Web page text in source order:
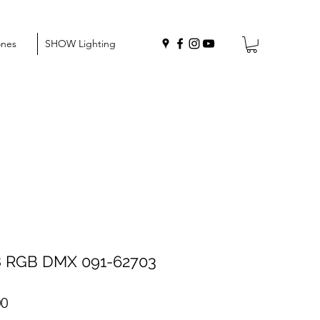
SHOW Lighting
RGB DMX 091-62703
Precio